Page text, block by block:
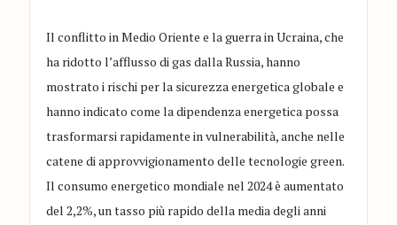
Il conflitto in Medio Oriente e la guerra in Ucraina, che
ha ridotto l’afflusso di gas dalla Russia, hanno
mostrato i rischi per la sicurezza energetica globale e
hanno indicato come la dipendenza energetica possa
trasformarsi rapidamente in vulnerabilità, anche nelle
catene di approvvigionamento delle tecnologie green.
Il consumo energetico mondiale nel 2024 è aumentato
del 2,2%, un tasso più rapido della media degli anni